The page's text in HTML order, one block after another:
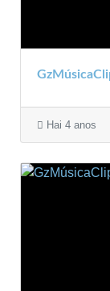
Hai 4 anos